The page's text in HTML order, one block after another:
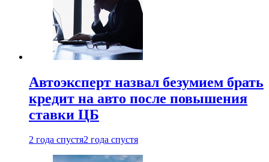
Автоэксперт назвал безумием брать
кредит на авто после повышения
ставки ЦБ
2 года спустя2 года спустя